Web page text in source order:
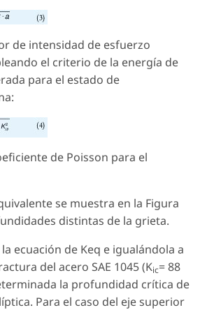
de intensidad de esfuerzo
el criterio de la energía de
para el estado de
de Poisson para el
se muestra en la Figura
distintas de la grieta.
ecuación de Keq e igualándola a
del acero SAE 1045 (Kic= 88
la profundidad crítica de
Para el caso del eje superior